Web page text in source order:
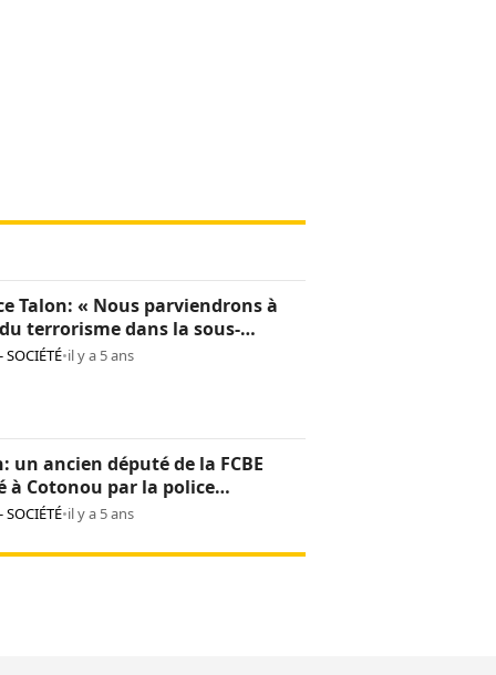
Talon: « Nous parviendrons à
terrorisme dans la sous-
»
SOCIÉTÉ•il y a 5 ans
un ancien député de la FCBE
à Cotonou par la police
SOCIÉTÉ•il y a 5 ans